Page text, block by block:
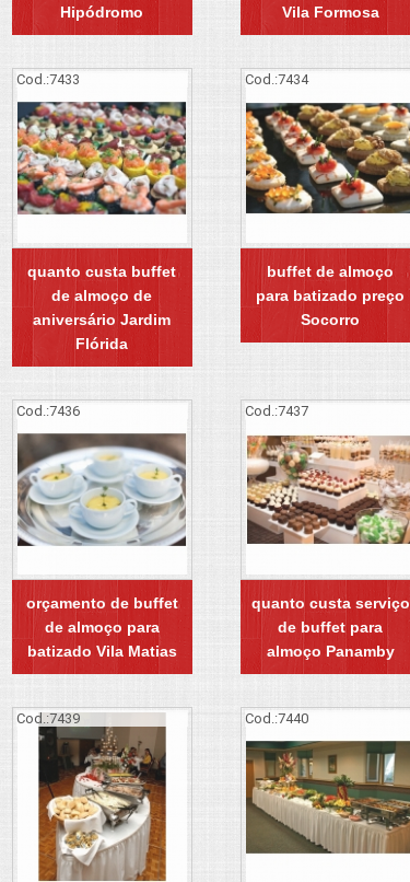
Hipódromo
Vila Formosa
Cod.:7433
quanto custa buffet
de almoço de
aniversário Jardim
Flórida
Cod.:7434
buffet de almoço
para batizado preço
Socorro
Cod.:7436
orçamento de buffet
de almoço para
batizado Vila Matias
Cod.:7437
quanto custa serviço
de buffet para
almoço Panamby
Cod.:7439 Cod.:7440